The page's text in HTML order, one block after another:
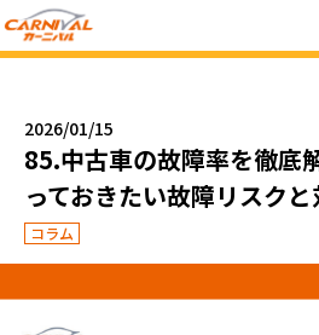
未使用車
中古車
買い方のご提案
コミットワンシステム
2026/01/15
85.中古車の故障率を徹底
っておきたい故障リスク
コラム